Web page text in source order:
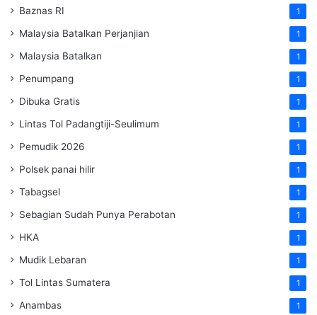
Baznas RI 1
Malaysia Batalkan Perjanjian 1
Malaysia Batalkan 1
Penumpang 1
Dibuka Gratis 1
Lintas Tol Padangtiji-Seulimum 1
Pemudik 2026 1
Polsek panai hilir 1
Tabagsel 1
Sebagian Sudah Punya Perabotan 1
HKA 1
Mudik Lebaran 1
Tol Lintas Sumatera 1
Anambas 1